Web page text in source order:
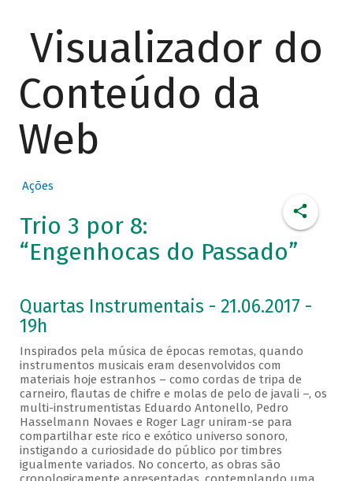
Visualizador do
Conteúdo da
Web
Ações
Trio 3 por 8:
“Engenhocas do Passado”
Quartas Instrumentais - 21.06.2017 -
19h
Inspirados pela música de épocas remotas, quando
instrumentos musicais eram desenvolvidos com
materiais hoje estranhos – como cordas de tripa de
carneiro, flautas de chifre e molas de pelo de javali –, os
multi-instrumentistas Eduardo Antonello, Pedro
Hasselmann Novaes e Roger Lagr uniram-se para
compartilhar este rico e exótico universo sonoro,
instigando a curiosidade do público por timbres
igualmente variados. No concerto, as obras são